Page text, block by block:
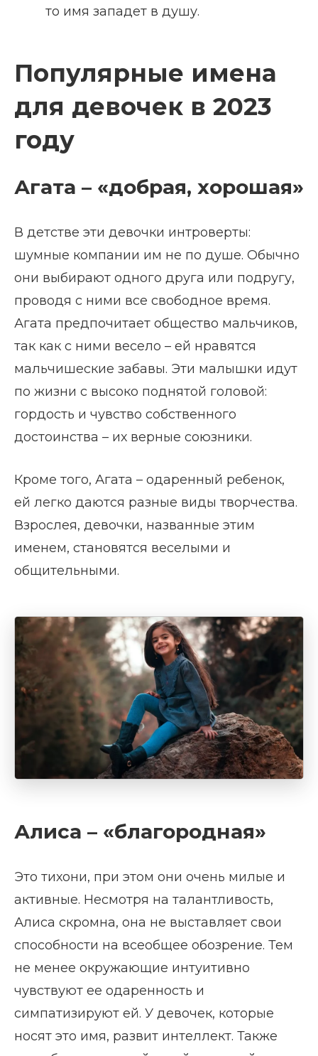
то имя западет в душу.
Популярные имена
для девочек в 2023
году
Агата – «добрая, хорошая»
В детстве эти девочки интроверты:
шумные компании им не по душе. Обычно
они выбирают одного друга или подругу,
проводя с ними все свободное время.
Агата предпочитает общество мальчиков,
так как с ними весело – ей нравятся
мальчишеские забавы. Эти малышки идут
по жизни с высоко поднятой головой:
гордость и чувство собственного
достоинства – их верные союзники.
Кроме того, Агата – одаренный ребенок,
ей легко даются разные виды творчества.
Взрослея, девочки, названные этим
именем, становятся веселыми и
общительными.
Алиса – «благородная»
Это тихони, при этом они очень милые и
активные. Несмотря на талантливость,
Алиса скромна, она не выставляет свои
способности на всеобщее обозрение. Тем
не менее окружающие интуитивно
чувствуют ее одаренность и
симпатизируют ей. У девочек, которые
носят это имя, развит интеллект. Также